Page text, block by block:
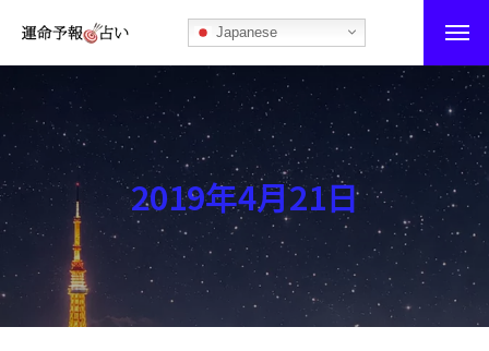
Japanese
運命予報占い
運命予報占いとは
あなたの所属部屋を探そう！
最恐の相性占い
秘伝公開！吉凶カレンダー
2019年4月21日